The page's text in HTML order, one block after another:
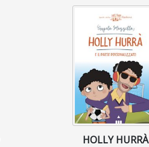
HOLLY HURRÀ